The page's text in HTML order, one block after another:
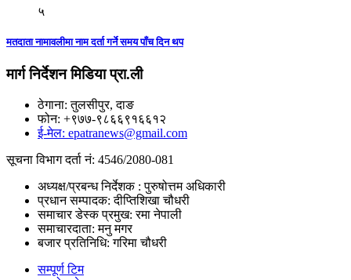
५
मतदाता नामावलीमा नाम दर्ता गर्ने समय पाँच दिन थप
मार्ग निर्देशन मिडिया प्रा.ली
ठेगाना: तुलसीपुर, दाङ
फोन: +९७७-९८६६९१६६१२
ई-मेल: epatranews@gmail.com
सूचना विभाग दर्ता नं: 4546/2080-081
अध्यक्ष/प्रबन्ध निर्देशक : पुरुषोत्तम अधिकारी
प्रधान सम्पादक: दीप्तिशिखा चौधरी
समाचार डेस्क प्रमुख: रमा नेपाली
समाचारदाता: मनु मगर
बजार प्रतिनिधि: गरिमा चौधरी
सम्पूर्ण टिम